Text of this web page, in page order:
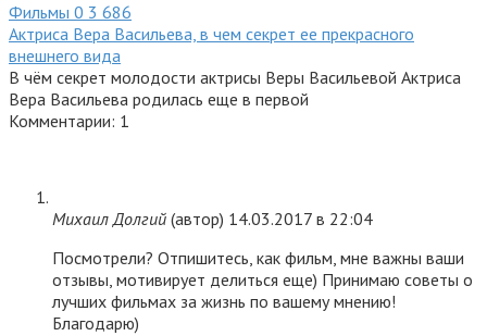
Фильмы 0 3 686
Актриса Вера Васильева, в чем секрет ее прекрасного
внешнего вида
В чём секрет молодости актрисы Веры Васильевой Актриса
Вера Васильева родилась еще в первой
Комментарии: 1
Михаил Долгий (автор) 14.03.2017 в 22:04
Посмотрели? Отпишитесь, как фильм, мне важны ваши
отзывы, мотивирует делиться еще) Принимаю советы о
лучших фильмах за жизнь по вашему мнению!
Благодарю)